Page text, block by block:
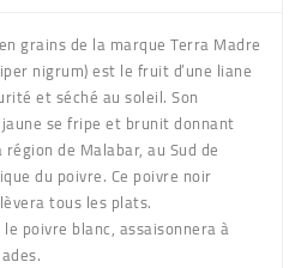
grains de la marque Terra Madre
nigrum) est le fruit d’une liane
et séché au soleil. Son
se fripe et brunit donnant
de Malabar, au Sud de
du poivre. Ce poivre noir
tous les plats.
poivre blanc, assaisonnera à